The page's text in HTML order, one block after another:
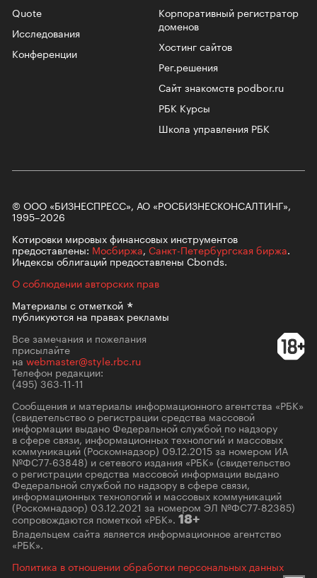
Корпоративный регистратор
доменов
Хостинг сайтов
Рег.решения
Сайт знакомств podbor.ru
РБК Курсы
Школа управления РБК
Quote
Исследования
Конференции
© ООО «БИЗНЕСПРЕСС», АО «РОСБИЗНЕСКОНСАЛТИНГ»,
1995–2026
Котировки мировых финансовых инструментов
предоставлены: Мосбиржа, Санкт-Петербургская биржа.
Индексы облигаций предоставлены Cbonds.
О соблюдении авторских прав
Материалы сотметкой
публикуются на правах рекламы
Все замечания и пожелания
присылайте
на webmaster@style.rbc.ru
Телефон редакции:
(495) 363-11-11
Сообщения и материалы информационного агентства «РБК»
(свидетельство о регистрации средства массовой
информации выдано Федеральной службой по надзору
в сфере связи, информационных технологий и массовых
коммуникаций (Роскомнадзор) 09.12.2015 за номером ИА
№ФС77-63848) и сетевого издания «РБК» (свидетельство
о регистрации средства массовой информации выдано
Федеральной службой по надзору в сфере связи,
информационных технологий и массовых коммуникаций
(Роскомнадзор) 03.12.2021 за номером ЭЛ №ФС77-82385)
сопровождаются пометкой «РБК». 18+
Владельцем сайта является информационное агентство
«РБК».
Политика в отношении обработки персональных данных